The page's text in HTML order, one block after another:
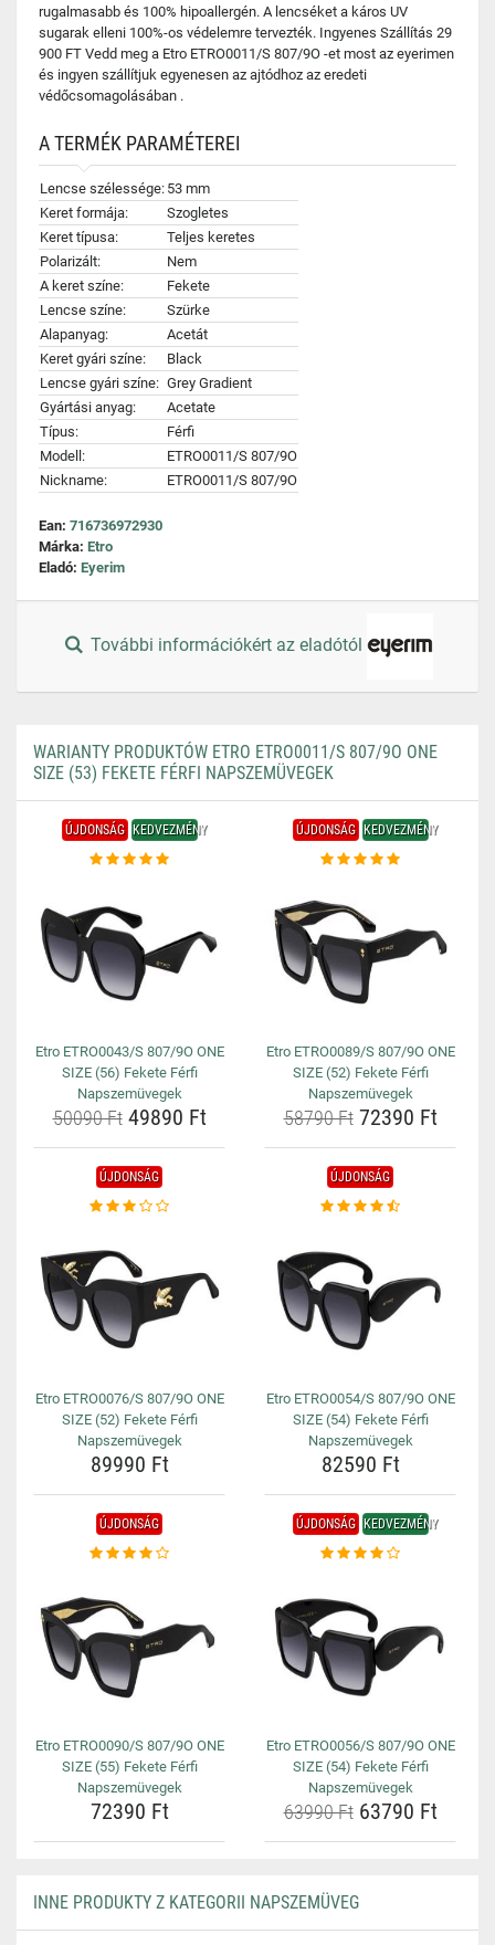
rugalmasabb és 100% hipoallergén. A lencséket a káros UV
sugarak elleni 100%-os védelemre tervezték. Ingyenes Szállítás 29
900 FT Vedd meg a Etro ETRO0011/S 807/9O -et most az eyerimen
és ingyen szállítjuk egyenesen az ajtódhoz az eredeti
védőcsomagolásában .
A TERMÉK PARAMÉTEREI
Lencse szélessége: 53 mm
Keret formája:
Szogletes
Keret típusa:
Teljes keretes
Polarizált:
Nem
A keret színe:
Fekete
Lencse színe:
Szürke
Alapanyag:
Acetát
Keret gyári színe:
Black
Lencse gyári színe: Grey Gradient
Gyártási anyag:
Acetate
Típus:
Férfi
Modell:
ETRO0011/S 807/9O
Nickname:
ETRO0011/S 807/9O
Ean: 716736972930
Márka: Etro
Eladó: Eyerim
További információkért az eladótól
WARIANTY PRODUKTÓW ETRO ETRO0011/S 807/9O ONE
SIZE (53) FEKETE FÉRFI NAPSZEMÜVEGEK
ÚJDONSÁG KEDVEZMÉNY
Etro ETRO0043/S 807/9O ONE
SIZE (56) Fekete Férfi
Napszemüvegek
50090 Ft49890 Ft
ÚJDONSÁG KEDVEZMÉNY
Etro ETRO0089/S 807/9O ONE
SIZE (52) Fekete Férfi
Napszemüvegek
58790 Ft72390 Ft
ÚJDONSÁG
Etro ETRO0076/S 807/9O ONE
SIZE (52) Fekete Férfi
Napszemüvegek
89990 Ft
ÚJDONSÁG
Etro ETRO0054/S 807/9O ONE
SIZE (54) Fekete Férfi
Napszemüvegek
82590 Ft
ÚJDONSÁG
Etro ETRO0090/S 807/9O ONE
SIZE (55) Fekete Férfi
Napszemüvegek
72390 Ft
ÚJDONSÁG KEDVEZMÉNY
Etro ETRO0056/S 807/9O ONE
SIZE (54) Fekete Férfi
Napszemüvegek
63990 Ft63790 Ft
INNE PRODUKTY Z KATEGORII NAPSZEMÜVEG